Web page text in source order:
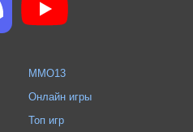
MMO13
Онлайн игры
Топ игр